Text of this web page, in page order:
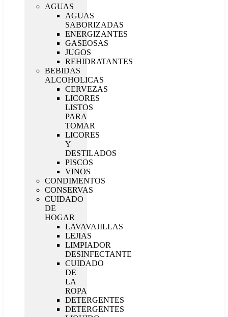
AGUAS
AGUAS
SABORIZADAS
ENERGIZANTES
GASEOSAS
JUGOS
REHIDRATANTES
BEBIDAS
ALCOHOLICAS
CERVEZAS
LICORES
LISTOS
PARA
TOMAR
LICORES
Y
DESTILADOS
PISCOS
VINOS
CONDIMENTOS
CONSERVAS
CUIDADO
DE
HOGAR
LAVAVAJILLAS
LEJIAS
LIMPIADOR
DESINFECTANTE
CUIDADO
DE
LA
ROPA
DETERGENTES
DETERGENTES